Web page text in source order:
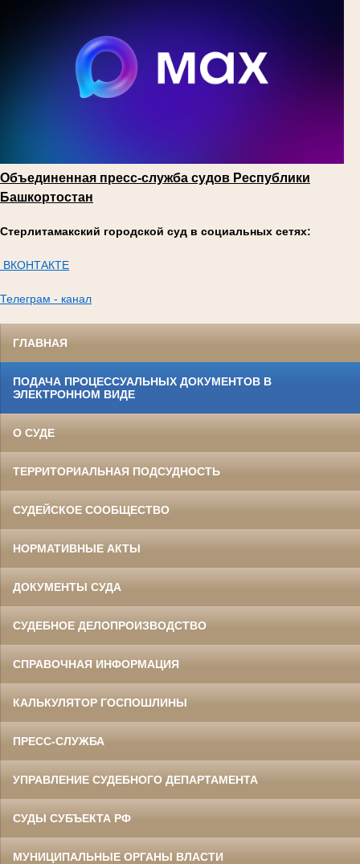
Объединенная пресс-служба судов Республики
Башкортостан
Стерлитамакский городской суд в социальных сетях:
ВКОНТАКТЕ
Телеграм - канал
ГЛАВНАЯ
ПОДАЧА ПРОЦЕССУАЛЬНЫХ ДОКУМЕНТОВ В
ЭЛЕКТРОННОМ ВИДЕ
О СУДЕ
ТЕРРИТОРИАЛЬНАЯ ПОДСУДНОСТЬ
СУДЕЙСКОЕ СООБЩЕСТВО
НОРМАТИВНЫЕ АКТЫ
ДОКУМЕНТЫ СУДА
СУДЕБНОЕ ДЕЛОПРОИЗВОДСТВО
СПРАВОЧНАЯ ИНФОРМАЦИЯ
КАЛЬКУЛЯТОР ГОСПОШЛИНЫ
ПРЕСС-СЛУЖБА
УПРАВЛЕНИЕ СУДЕБНОГО ДЕПАРТАМЕНТА
СУДЫ СУБЪЕКТА РФ
МУНИЦИПАЛЬНЫЕ ОРГАНЫ ВЛАСТИ